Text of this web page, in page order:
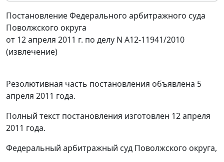
Постановление Федерального арбитражного суда
Поволжского округа
от 12 апреля 2011 г. по делу N А12-11941/2010
(извлечение)
Резолютивная часть постановления объявлена 5
апреля 2011 года.
Полный текст постановления изготовлен 12 апреля
2011 года.
Федеральный арбитражный суд Поволжского округа,